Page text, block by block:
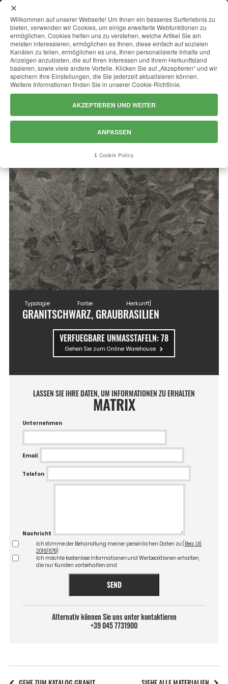
MATRIX
Typologie
GRANIT
Farbe
SCHWARZ, GRAU
Herkunft}
BRASILIEN
VERFUEGBARE UNMASSTAFELN:78
Gehen Sie zum Online Warehouse
LASSEN SIE IHRE DATEN, UM INFORMATIONEN ZU ERHALTEN
MATRIX
Unternehmen
Email
Telefon
Nachricht
Ich stimme der Behandlung meiner persönlichen Daten zu ( Reg. UE
2016/679)
Ich möchte kostenlose Informationen und Werbeaktionen erhalten,
die nur Kunden vorbehalten sind
SEND
Alternativ können Sie uns unter kontaktieren
+39 045 7731900
Willkommen auf unserer Webseite! Um Ihnen ein besseres Surferlebnis zu
bieten, verwenden wir Cookies, um einige erweiterte Webfunktionen zu
ermöglichen. Cookies helfen uns zu verstehen, welche Artikel Sie am
meisten interessieren, ermöglichen es Ihnen, diese einfach auf sozialen
Kanälen zu teilen, ermöglichen es uns, Ihnen personalisierte Inhalte und
Anzeigen anzubieten, die auf Ihren Interessen und Ihrem Herkunftsland
basieren, sowie viele andere Vorteile. Klicken Sie auf „Akzeptieren“ und wir
speichern Ihre Einstellungen, die Sie jederzeit aktualisieren können.
Weitere Informationen finden Sie in unserer Cookie-Richtlinie.
AKZEPTIEREN UND WEITER
ANPASSEN
Cookie Policy